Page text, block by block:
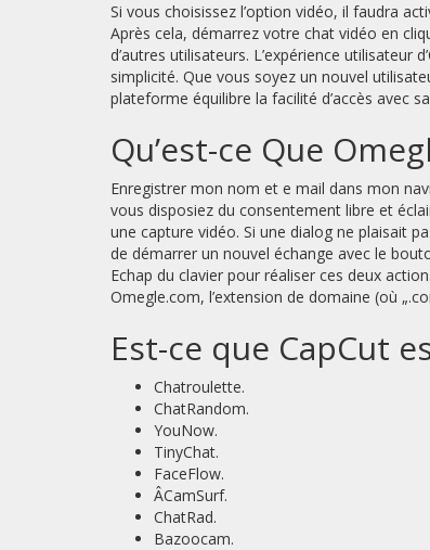
Si vous choisissez l’option vidéo, il faudra
Après cela, démarrez votre chat vidéo en
d’autres utilisateurs. L’expérience
simplicité. Que vous soyez un nouvel
plateforme équilibre la facilité d’accès avec
Qu’est-ce Que
Enregistrer mon nom et e mail dans mon
vous disposiez du consentement libre et
une capture vidéo. Si une dialog ne plaisait
de démarrer un nouvel échange avec le
Echap du clavier pour réaliser ces deux
Omegle.com, l’extension de domaine (où
Est-ce que CapCut
Chatroulette.
ChatRandom.
YouNow.
TinyChat.
FaceFlow.
ÂCamSurf.
ChatRad.
Bazoocam.